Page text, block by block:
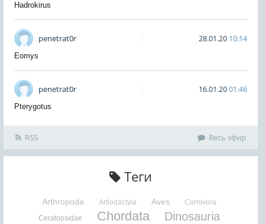
Hadrokirus
penetrat0r 28.01.20 10:14
Eomys
penetrat0r 16.01.2001:46
Pterygotus
RSS Весь эфир
Теги
Arthropoda Artiodactyla Aves
Carnivora
Ceratopsidae
Chordata Dinosauria